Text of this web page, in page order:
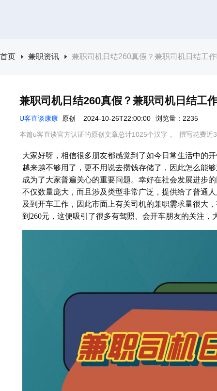
首页 兼职资讯 兼职司机日结260真假？兼职司机日结工
兼职司机日结260真假？兼职司机日结工
U客直谈康康 原创 2024-10-26T22:00:00 浏览量：2235
本篇u客直谈官方认证的原创文章总计1025个汉字， 撰写花费近
大家好呀，相信很多朋友都感觉到了如今日常生活中的
越来越不够用了，更不用说去攒钱存储了，因此怎么能
成为了大家普遍关心的重要问题。幸好在社会发展进步
不仅数量庞大，而且涉及类型非常广泛，提供给了普通
及到开车工作，因此市面上有关司机的兼职需求量很大
到260元，这便吸引了很多有驾照、会开车朋友的关注，